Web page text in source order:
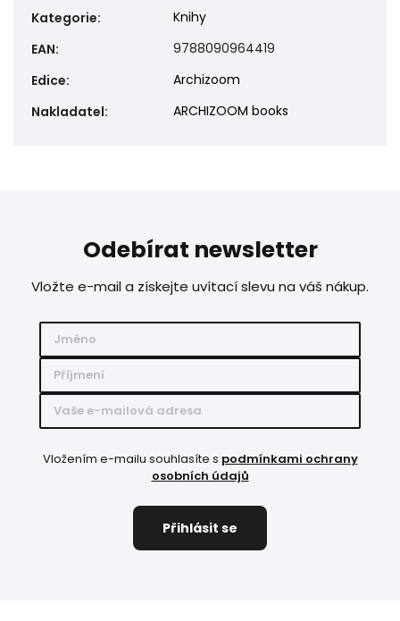
Kategorie:
Knihy
EAN:
9788090964419
Edice:
Archizoom
Nakladatel: ARCHIZOOM books
Odebírat newsletter
Vložte e-mail a získejte uvítací slevu na váš nákup.
Vložením e-mailu souhlasíte s podmínkami ochrany
osobních údajů